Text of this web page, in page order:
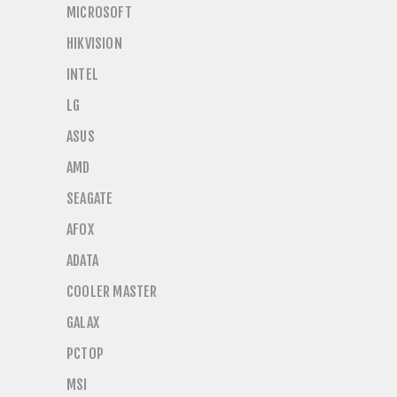
MICROSOFT
HIKVISION
INTEL
LG
ASUS
AMD
SEAGATE
AFOX
ADATA
COOLER MASTER
GALAX
PCTOP
MSI